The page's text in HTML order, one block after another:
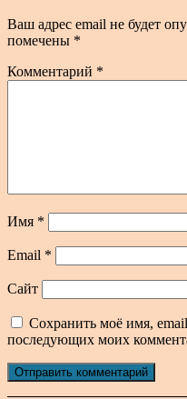
Ваш адрес email не будет
помечены *
Комментарий *
Имя *
Email *
Сайт
Сохранить моё имя, email
последующих моих